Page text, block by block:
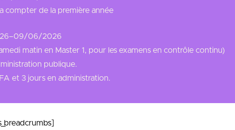
compter de la première année
–09/06/2026
matin en Master 1, pour les examens en contrôle continu)
publique.
et 3 jours en administration.